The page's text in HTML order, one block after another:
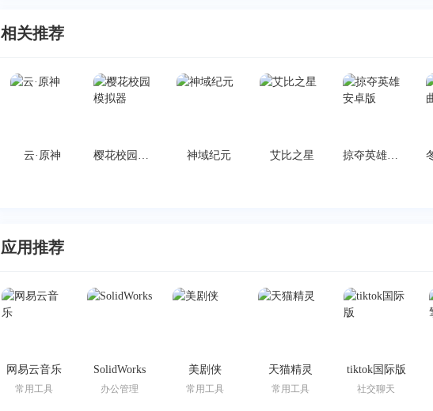
相关推荐
云·原神 樱花校园模拟器 神域纪元 艾比之星 掠夺英雄安卓版
应用推荐
网易云音乐
常用工具
SolidWorks
办公管理
美剧侠
常用工具
天猫精灵
常用工具
tiktok国际版
社交聊天